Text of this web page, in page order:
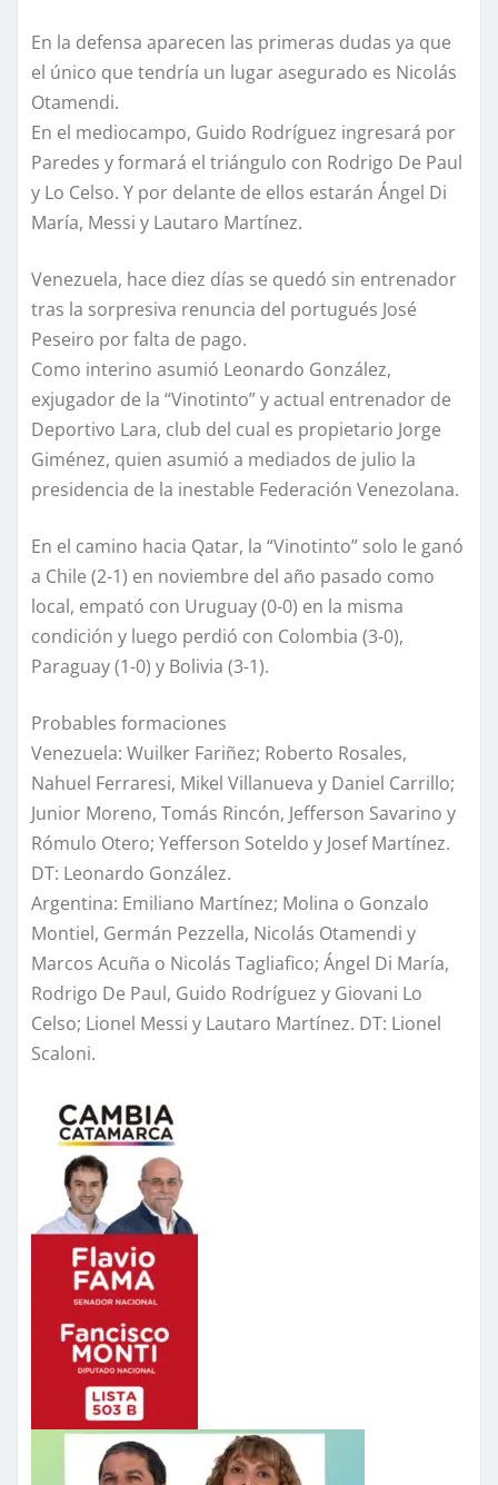
En la defensa aparecen las primeras dudas ya que
el único que tendría un lugar asegurado es Nicolás
Otamendi.
En el mediocampo, Guido Rodríguez ingresará por
Paredes y formará el triángulo con Rodrigo De Paul
y Lo Celso. Y por delante de ellos estarán Ángel Di
María, Messi y Lautaro Martínez.
Venezuela, hace diez días se quedó sin entrenador
tras la sorpresiva renuncia del portugués José
Peseiro por falta de pago.
Como interino asumió Leonardo González,
exjugador de la “Vinotinto” y actual entrenador de
Deportivo Lara, club del cual es propietario Jorge
Giménez, quien asumió a mediados de julio la
presidencia de la inestable Federación Venezolana.
En el camino hacia Qatar, la “Vinotinto” solo le ganó
a Chile (2-1) en noviembre del año pasado como
local, empató con Uruguay (0-0) en la misma
condición y luego perdió con Colombia (3-0),
Paraguay (1-0) y Bolivia (3-1).
Probables formaciones
Venezuela: Wuilker Fariñez; Roberto Rosales,
Nahuel Ferraresi, Mikel Villanueva y Daniel Carrillo;
Junior Moreno, Tomás Rincón, Jefferson Savarino y
Rómulo Otero; Yefferson Soteldo y Josef Martínez.
DT: Leonardo González.
Argentina: Emiliano Martínez; Molina o Gonzalo
Montiel, Germán Pezzella, Nicolás Otamendi y
Marcos Acuña o Nicolás Tagliafico; Ángel Di María,
Rodrigo De Paul, Guido Rodríguez y Giovani Lo
Celso; Lionel Messi y Lautaro Martínez. DT: Lionel
Scaloni.